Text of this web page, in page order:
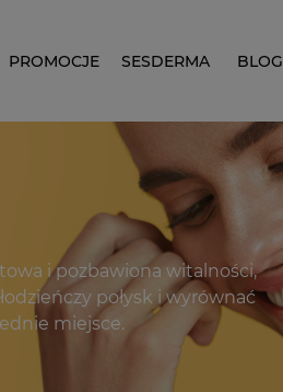
PROMOCJE SESDERMA BLOG
i pozbawiona witalności,
połysk i wyrównać
miejsce.